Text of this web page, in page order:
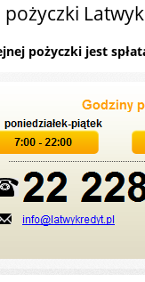
pożyczki
pożyczki jest